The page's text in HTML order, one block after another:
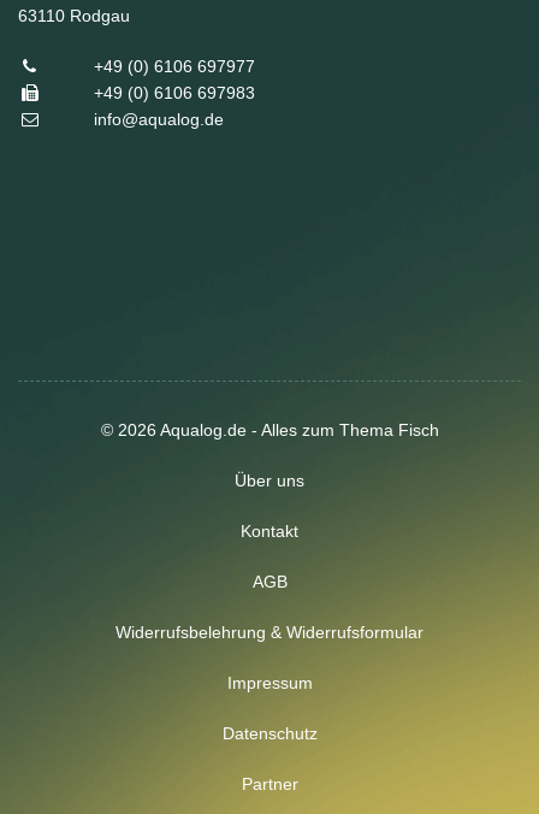
63110 Rodgau
+49 (0) 6106 697977
+49 (0) 6106 697983
info@aqualog.de
© 2026 Aqualog.de - Alles zum Thema Fisch
Über uns
Kontakt
AGB
Widerrufsbelehrung & Widerrufsformular
Impressum
Datenschutz
Partner